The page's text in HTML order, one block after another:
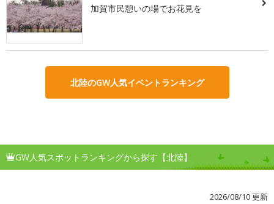
加賀市民憩いの場でお花見を
北陸のGW人気イベントランキング
GW人気スポットランキングから探す【北陸】
2026/08/10 更新